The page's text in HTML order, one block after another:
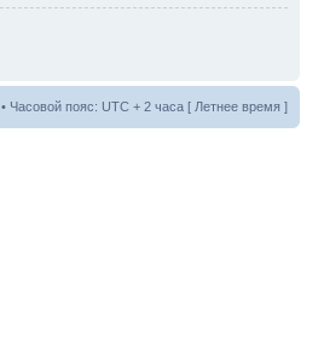
• Часовой пояс: UTC + 2 часа [ Летнее время ]